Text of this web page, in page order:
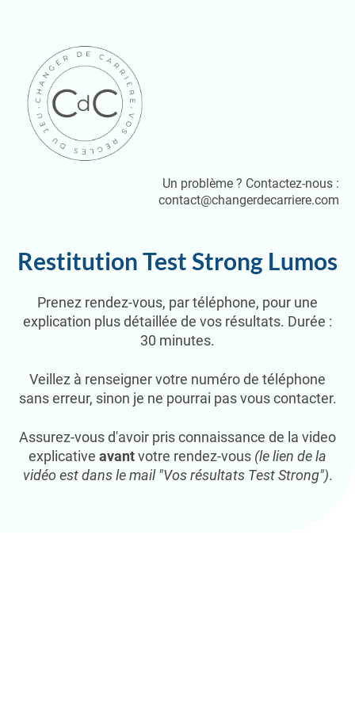
Un problème ? Contactez-nous :
contact@changerdecarriere.com
Restitution Test Strong Lumos
Prenez rendez-vous, par téléphone, pour une
explication plus détaillée de vos résultats. Durée :
30 minutes.
Veillez à renseigner votre numéro de téléphone
sans erreur, sinon je ne pourrai pas vous contacter.
Assurez-vous d'avoir pris connaissance de la video
explicative avantvotre rendez-vous (le lien de la
vidéo est dans le mail "Vos résultats Test Strong").